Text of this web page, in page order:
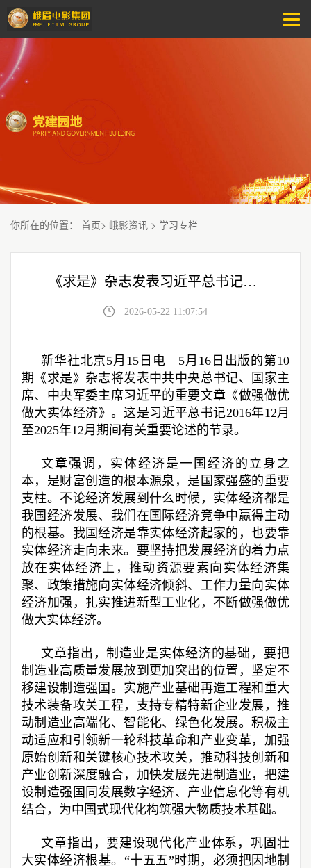
你所在的位置： 首页> 峨影资讯 > 学习专栏
《求是》杂志发表习近平总书记重要文章《做强做优做大实体经济》
2026-05-22 11:07:54
新华社北京5月15日电 5月16日出版的第10
期《求是》杂志将发表中共中央总书记、国家主
席、中央军委主席习近平的重要文章《做强做优
做大实体经济》。这是习近平总书记2016年12月
至2025年12月期间有关重要论述的节录。
文章强调，实体经济是一国经济的立身之
本，是财富创造的根本源泉，是国家强盛的重要
支柱。不论经济发展到什么时候，实体经济都是
我国经济发展、我们在国际经济竞争中赢得主动
的根基。我国经济是靠实体经济起家的，也要靠
实体经济走向未来。要坚持把发展经济的着力点
放在实体经济上，推动资源要素向实体经济集
聚、政策措施向实体经济倾斜、工作力量向实体
经济加强，扎实推进新型工业化，不断做强做优
做大实体经济。
文章指出，制造业是实体经济的基础，要把
制造业高质量发展放到更加突出的位置，坚定不
移建设制造强国。实施产业基础再造工程和重大
技术装备攻关工程，支持专精特新企业发展，推
动制造业高端化、智能化、绿色化发展。积极主
动适应和引领新一轮科技革命和产业变革，加强
原始创新和关键核心技术攻关，推动科技创新和
产业创新深度融合，加快发展先进制造业，把建
设制造强国同发展数字经济、产业信息化等有机
结合，为中国式现代化构筑强大物质技术基础。
文章指出，要建设现代化产业体系，巩固壮
大实体经济根基。“十五五”时期，必须把因地制